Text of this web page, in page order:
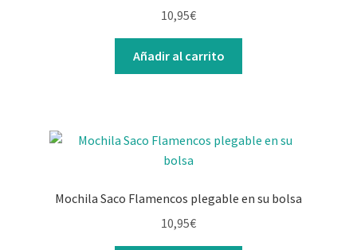
10,95€
Añadir al carrito
Mochila Saco Flamencos plegable en su bolsa
10,95€